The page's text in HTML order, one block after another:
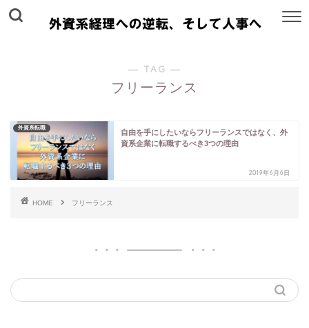
― TAG ―
フリーランス
外資系転職
自由を手にしたいならフリーランスではなく、外
資系企業に転職するべき3つの理由
2019年6月6日
HOME フリーランス